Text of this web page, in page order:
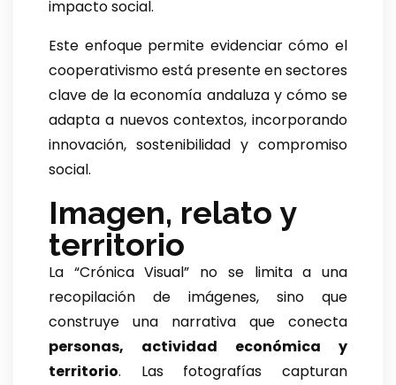
impacto social.
Este enfoque permite evidenciar cómo el
cooperativismo está presente en sectores
clave de la economía andaluza y cómo se
adapta a nuevos contextos, incorporando
innovación, sostenibilidad y compromiso
social.
Imagen, relato y
territorio
La “Crónica Visual” no se limita a una
recopilación de imágenes, sino que
construye una narrativa que conecta
personas, actividad económica y
territorio. Las fotografías capturan